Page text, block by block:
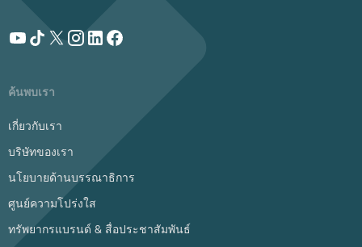
ค้นพบเรา
เกี่ยวกับเรา
บริษัทของเรา
นโยบายด้านบรรณาธิการ
ศูนย์ความโปร่งใส
ทรัพยากรแบรนด์ & สื่อประชาสัมพันธ์